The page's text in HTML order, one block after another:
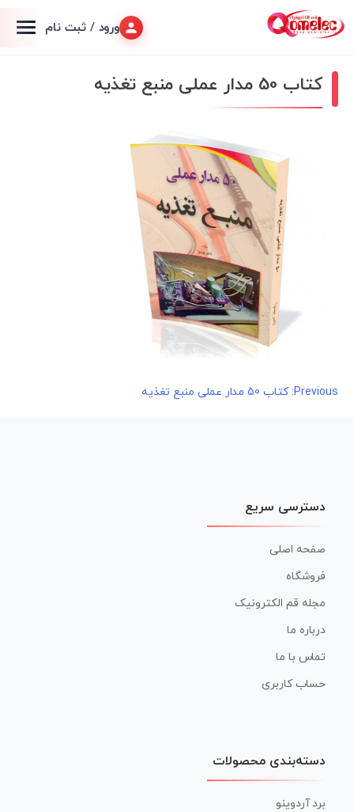
ورود / ثبت نام
کتاب 50 مدار عملی منبع تغذیه
راهبری
Previous: کتاب 50 مدار عملی منبع تغذیه
دسترسی سریع
صفحه اصلی
فروشگاه
مجله قم الکترونیک
درباره ما
تماس با ما
حساب کاربری
دسته‌بندی محصولات
برد آردوینو